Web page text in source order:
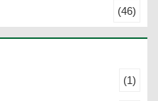
(46)
(1)